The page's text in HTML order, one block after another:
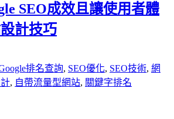
SEO成效且讓使用者體
計技巧
排名查詢, SEO優化, SEO技術, 網
, 自帶流量型網站, 關鍵字排名